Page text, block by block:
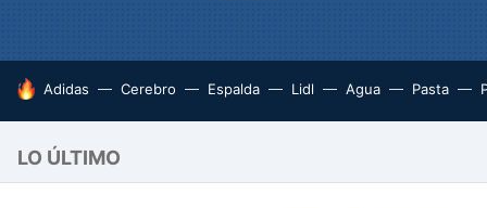
HOY SE HABLA DE
Adidas Cerebro Espalda Lidl Agua Pasta
LO ÚLTIMO